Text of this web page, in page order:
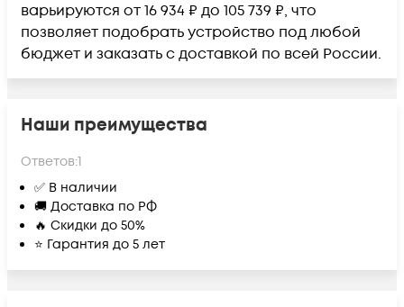
варьируются от 16 934 ₽ до 105 739 ₽, что
позволяет подобрать устройство под любой
бюджет и заказать с доставкой по всей России.
Наши преимущества
Ответов:1
✅ В наличии
🚚 Доставка по РФ
🔥 Скидки до 50%
⭐ Гарантия до 5 лет